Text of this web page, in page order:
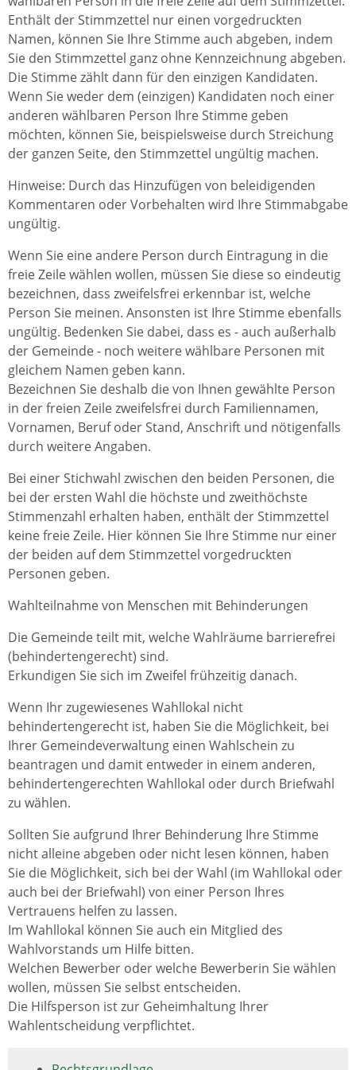
Enthält der Stimmzettel nur einen vorgedruckten
Namen, können Sie Ihre Stimme auch abgeben, indem
Sie den Stimmzettel ganz ohne Kennzeichnung abgeben.
Die Stimme zählt dann für den einzigen Kandidaten.
Wenn Sie weder dem (einzigen) Kandidaten noch einer
anderen wählbaren Person Ihre Stimme geben
möchten, können Sie, beispielsweise durch Streichung
der ganzen Seite, den Stimmzettel ungültig machen.
Hinweise: Durch das Hinzufügen von beleidigenden
Kommentaren oder Vorbehalten wird Ihre Stimmabgabe
ungültig.
Wenn Sie eine andere Person durch Eintragung in die
freie Zeile wählen wollen, müssen Sie diese so eindeutig
bezeichnen, dass zweifelsfrei erkennbar ist, welche
Person Sie meinen. Ansonsten ist Ihre Stimme ebenfalls
ungültig. Bedenken Sie dabei, dass es - auch außerhalb
der Gemeinde - noch weitere wählbare Personen mit
gleichem Namen geben kann.
Bezeichnen Sie deshalb die von Ihnen gewählte Person
in der freien Zeile zweifelsfrei durch Familiennamen,
Vornamen, Beruf oder Stand, Anschrift und nötigenfalls
durch weitere Angaben.
Bei einer Stichwahl zwischen den beiden Personen, die
bei der ersten Wahl die höchste und zweithöchste
Stimmenzahl erhalten haben, enthält der Stimmzettel
keine freie Zeile. Hier können Sie Ihre Stimme nur einer
der beiden auf dem Stimmzettel vorgedruckten
Personen geben.
Wahlteilnahme von Menschen mit Behinderungen
Die Gemeinde teilt mit, welche Wahlräume barrierefrei
(behindertengerecht) sind.
Erkundigen Sie sich im Zweifel frühzeitig danach.
Wenn Ihr zugewiesenes Wahllokal nicht
behindertengerecht ist, haben Sie die Möglichkeit, bei
Ihrer Gemeindeverwaltung einen Wahlschein zu
beantragen und damit entweder in einem anderen,
behindertengerechten Wahllokal oder durch Briefwahl
zu wählen.
Sollten Sie aufgrund Ihrer Behinderung Ihre Stimme
nicht alleine abgeben oder nicht lesen können, haben
Sie die Möglichkeit, sich bei der Wahl (im Wahllokal oder
auch bei der Briefwahl) von einer Person Ihres
Vertrauens helfen zu lassen.
Im Wahllokal können Sie auch ein Mitglied des
Wahlvorstands um Hilfe bitten.
Welchen Bewerber oder welche Bewerberin Sie wählen
wollen, müssen Sie selbst entscheiden.
Die Hilfsperson ist zur Geheimhaltung Ihrer
Wahlentscheidung verpflichtet.